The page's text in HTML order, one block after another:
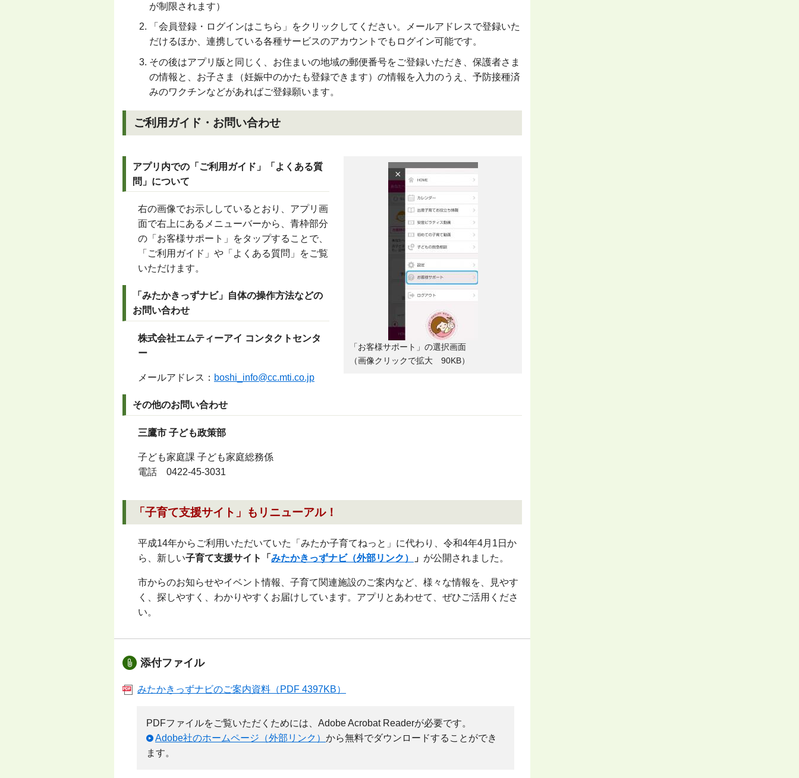
が制限されます）
「会員登録・ログインはこちら」をクリックしてください。メールアドレスで登録いた
だけるほか、連携している各種サービスのアカウントでもログイン可能です。
その後はアプリ版と同じく、お住まいの地域の郵便番号をご登録いただき、保護者さま
の情報と、お子さま（妊娠中のかたも登録できます）の情報を入力のうえ、予防接種済
みのワクチンなどがあればご登録願います。
ご利用ガイド・お問い合わせ
「お客様サポート」の選択画面
（画像クリックで拡大 90KB）
アプリ内での「ご利用ガイド」「よくある質
問」について
右の画像でお示ししているとおり、アプリ画
面で右上にあるメニューバーから、青枠部分
の「お客様サポート」をタップすることで、
「ご利用ガイド」や「よくある質問」をご覧
いただけます。
「みたかきっずナビ」自体の操作方法などの
お問い合わせ
株式会社エムティーアイ コンタクトセンタ
ー
メールアドレス： boshi_info@cc.mti.co.jp
その他のお問い合わせ
三鷹市 子ども政策部
子ども家庭課 子ども家庭総務係
電話 0422-45-3031
「子育て支援サイト」もリニューアル！
平成14年からご利用いただいていた「みたか子育てねっと」に代わり、令和4年4月1日か
ら、新しい子育て支援サイト「 みたかきっずナビ（外部リンク） 」 が公開されました。
市からのお知らせやイベント情報、子育て関連施設のご案内など、様々な情報を、見やす
く、探しやすく、わかりやすくお届けしています。アプリとあわせて、ぜひご活用くださ
い。
添付ファイル
みたかきっずナビのご案内資料（PDF 4397KB）
PDFファイルをご覧いただくためには、Adobe Acrobat Readerが必要です。
Adobe社のホームページ（外部リンク） から無料でダウンロードすることができ
ます。